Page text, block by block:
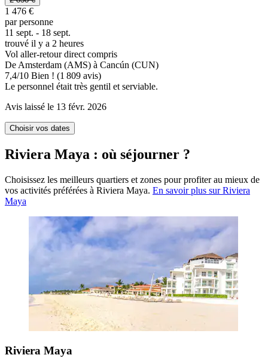
1 476 €
par personne
11 sept. - 18 sept.
trouvé il y a 2 heures
Vol aller-retour direct compris
De Amsterdam (AMS) à Cancún (CUN)
7,4/10 Bien ! (1 809 avis)
Le personnel était très gentil et serviable.
Avis laissé le 13 févr. 2026
Choisir vos dates
Riviera Maya : où séjourner ?
Choisissez les meilleurs quartiers et zones pour profiter au mieux de
vos activités préférées à Riviera Maya. En savoir plus sur Riviera
Maya
Riviera Maya